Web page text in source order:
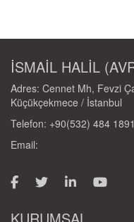
İSMAİL HALİL
Adres: Cennet Mh, Fevzi
Küçükçekmece / İstanbul
Telefon: +90(532) 484 1891
Email: